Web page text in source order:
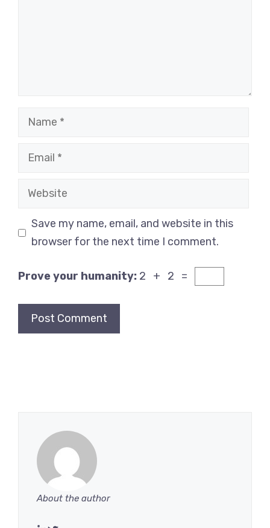
Name
Email
Website
Save my name, email, and website in this
browser for the next time I comment.
Prove your humanity: 2 + 2 =
About the author